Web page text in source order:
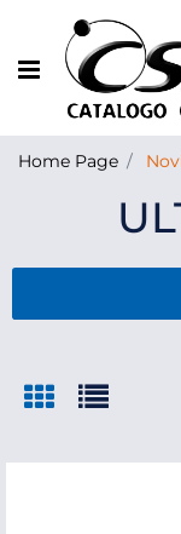
Open menu
Home Page